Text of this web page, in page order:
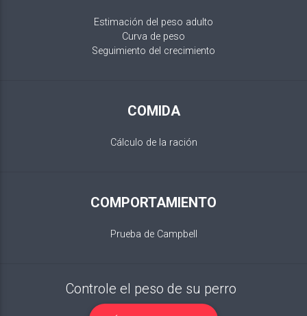
Estimación del peso adulto
Curva de peso
Seguimiento del crecimiento
COMIDA
Cálculo de la ración
COMPORTAMIENTO
Prueba de Campbell
Controle el peso de su perro